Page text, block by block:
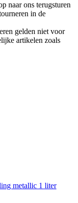
naar ons terugsturen
in de
gelden niet voor
artikelen zoals
metallic 1 liter